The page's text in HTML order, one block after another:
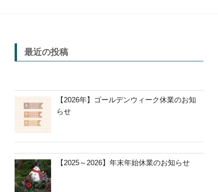
最近の投稿
【2026年】ゴールデンウィーク休業のお知
らせ
【2025～2026】年末年始休業のお知らせ